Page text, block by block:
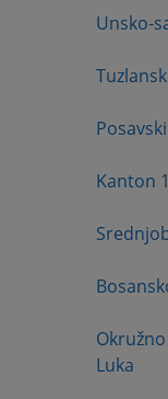
Unsko-
Kanton
Luka